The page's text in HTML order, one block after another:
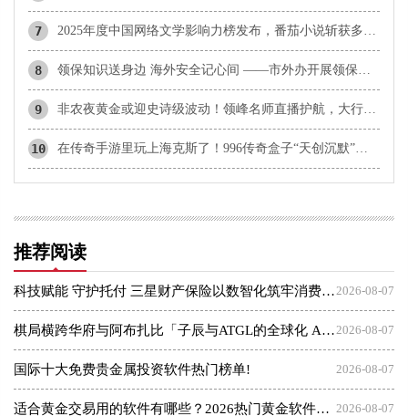
7
8
9
10
推荐阅读
2026-08-07
科技赋能 守护托付 三星财产保险以数智化筑牢消费者权益保护屏障
2026-08-07
棋局横跨华府与阿布扎比「子辰与ATGL的全球化 AI 资本突围战」
2026-08-07
国际十大免费贵金属投资软件热门榜单!
2026-08-07
适合黄金交易用的软件有哪些？2026热门黄金软件速览！